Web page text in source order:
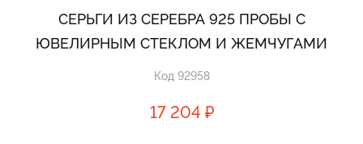
СЕРЬГИ ИЗ СЕРЕБРА 925 ПРОБЫ С
ЮВЕЛИРНЫМ СТЕКЛОМ И ЖЕМЧУГАМИ
Код 92958
17 204 ₽